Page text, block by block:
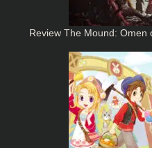
Review The Mound: Omen